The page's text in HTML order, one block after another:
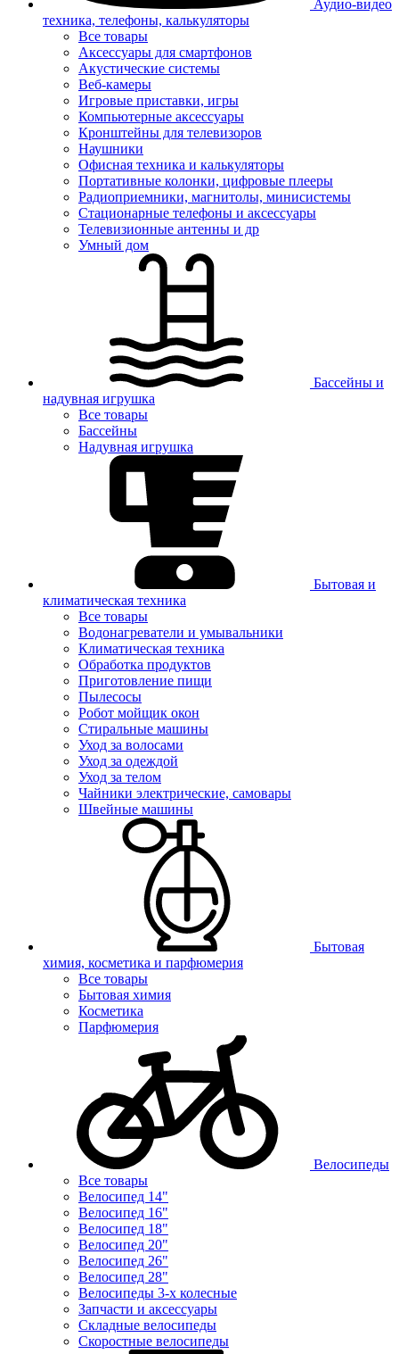
Аудио-видео
техника, телефоны, калькуляторы
Все товары
Аксессуары для смартфонов
Акустические системы
Веб-камеры
Игровые приставки, игры
Компьютерные аксессуары
Кронштейны для телевизоров
Наушники
Офисная техника и калькуляторы
Портативные колонки, цифровые плееры
Радиоприемники, магнитолы, минисистемы
Стационарные телефоны и аксессуары
Телевизионные антенны и др
Умный дом
Бассейны и
надувная игрушка
Все товары
Бассейны
Надувная игрушка
Бытовая и
климатическая техника
Все товары
Водонагреватели и умывальники
Климатическая техника
Обработка продуктов
Приготовление пищи
Пылесосы
Робот мойщик окон
Стиральные машины
Уход за волосами
Уход за одеждой
Уход за телом
Чайники электрические, самовары
Швейные машины
Бытовая
химия, косметика и парфюмерия
Все товары
Бытовая химия
Косметика
Парфюмерия
Велосипеды
Все товары
Велосипед 14"
Велосипед 16"
Велосипед 18"
Велосипед 20"
Велосипед 26"
Велосипед 28"
Велосипеды 3-х колесные
Запчасти и аксессуары
Складные велосипеды
Скоростные велосипеды